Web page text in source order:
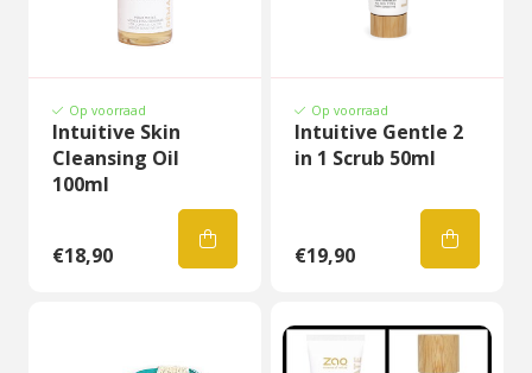
Op voorraad
Intuitive Skin
Cleansing Oil
100ml
€18,90
Op voorraad
Intuitive Gentle 2
in 1 Scrub 50ml
€19,90